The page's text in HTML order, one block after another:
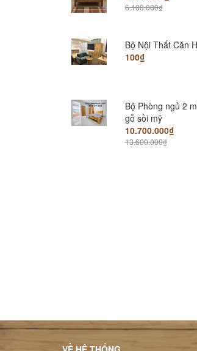
Bộ Nội Thất Căn
100₫
Bộ Phòng ngủ 2
gỗ sồi mỹ
10.700.000₫
13.600.000₫
Gường ChunKy Gỗ